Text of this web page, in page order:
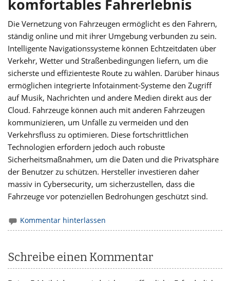
komfortables Fahrerlebnis
Die Vernetzung von Fahrzeugen ermöglicht es den Fahrern,
ständig online und mit ihrer Umgebung verbunden zu sein.
Intelligente Navigationssysteme können Echtzeitdaten über
Verkehr, Wetter und Straßenbedingungen liefern, um die
sicherste und effizienteste Route zu wählen. Darüber hinaus
ermöglichen integrierte Infotainment-Systeme den Zugriff
auf Musik, Nachrichten und andere Medien direkt aus der
Cloud. Fahrzeuge können auch mit anderen Fahrzeugen
kommunizieren, um Unfälle zu vermeiden und den
Verkehrsfluss zu optimieren. Diese fortschrittlichen
Technologien erfordern jedoch auch robuste
Sicherheitsmaßnahmen, um die Daten und die Privatsphäre
der Benutzer zu schützen. Hersteller investieren daher
massiv in Cybersecurity, um sicherzustellen, dass die
Fahrzeuge vor potenziellen Bedrohungen geschützt sind.
Kommentar hinterlassen
Schreibe einen Kommentar